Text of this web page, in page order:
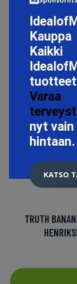
TRUTH
Kauppa
Kaikki
tuotteet
Varaa
nyt vain
hintaan.
KATSO